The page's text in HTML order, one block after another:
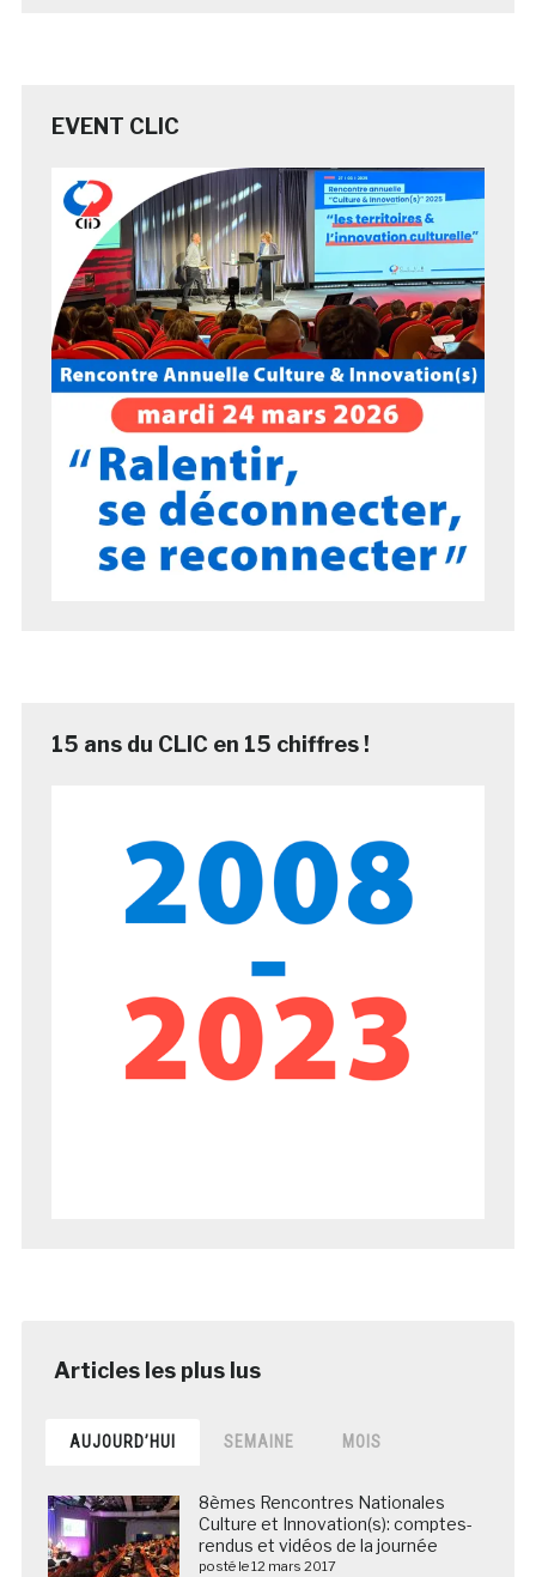
EVENT CLIC
15 ans du CLIC en 15 chiffres !
AUJOURD’HUI SEMAINE MOIS
8èmes Rencontres Nationales
Culture et Innovation(s): comptes-
rendus et vidéos de la journée
posté le 12 mars 2017